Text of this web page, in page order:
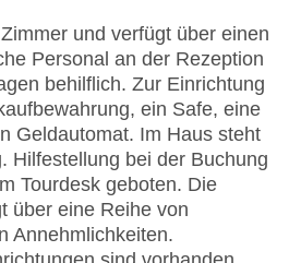
und verfügt über einen
Personal an der Rezeption
behilflich. Zur Einrichtung
ein Safe, eine
Geldautomat. Im Haus steht
Hilfestellung bei der Buchung
Tourdesk geboten. Die
über eine Reihe von
Annehmlichkeiten.